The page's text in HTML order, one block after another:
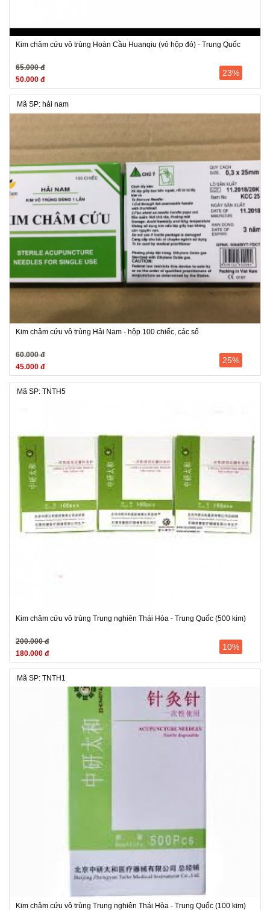
Kim châm cứu vô trùng Hoàn Cầu Huanqiu (vỏ hộp đỏ) - Trung Quốc
65.000 đ
50.000 đ
23%
Mã SP: hải nam
Kim châm cứu vô trùng Hải Nam - hộp 100 chiếc, các số
60.000 đ
45.000 đ
25%
Mã SP: TNTH5
Kim châm cứu vô trùng Trung nghiên Thái Hòa - Trung Quốc (500 kim)
200.000 đ
180.000 đ
10%
Mã SP: TNTH1
Kim châm cứu vô trùng Trung nghiên Thái Hòa - Trung Quốc (100 kim)